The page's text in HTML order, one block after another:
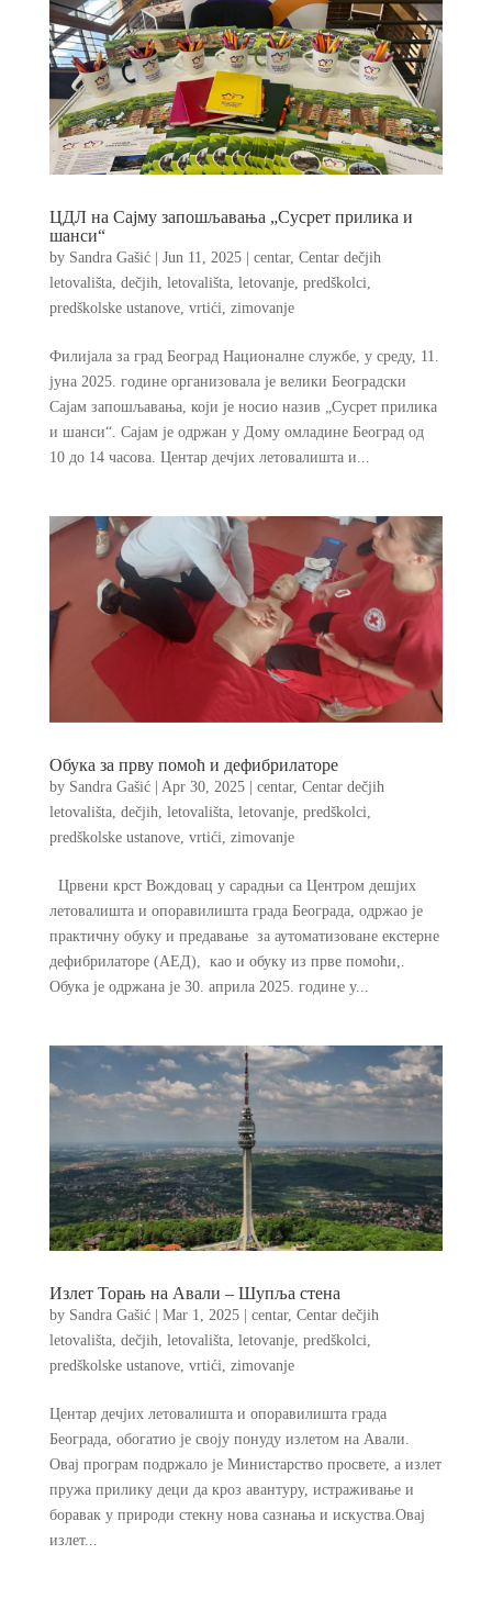
ЦДЛ на Сајму запошљавања „Сусрет прилика и
шанси“
by Sandra Gašić| Jun 11, 2025| centar, Centar dečjih
letovališta, dečjih, letovališta, letovanje, predškolci,
predškolske ustanove, vrtići, zimovanje
Филијала за град Београд Националне службе, у среду, 11.
јуна 2025. године организовала је велики Београдски
Сајам запошљавања, који је носио назив „Сусрет прилика
и шанси“. Сајам је одржан у Дому омладине Београд од
10 до 14 часова. Центар дечјих летовалишта и...
Обука за прву помоћ и дефибрилаторе
by Sandra Gašić| Apr 30, 2025| centar, Centar dečjih
letovališta, dečjih letovališta, letovanje, predškolci
predškolske ustanove, vrtići zimovanje
Црвени крст Вождовац у сарадњи са Центром дешјих
летовалишта и опоравилишта града Београда, одржао је
практичну обуку и предавање за аутоматизоване екстерне
дефибрилаторе (АЕД), као и обуку из прве помоћи,.
Обука је одржана је 30. априла 2025. године у...
Излет Торањ на Авали – Шупља стена
by Sandra Gašić| Mar 1, 2025| centar, Centar dečjih
letovališta, dečjih, letovališta, letovanje, predškolci,
predškolske ustanove, vrtići, zimovanje
Центар дечјих летовалишта и опоравилишта града
Београда, обогатио је своју понуду излетом на Авали.
Овај програм подржало је Министарство просвете, а излет
пружа прилику деци да кроз авантуру, истраживање и
боравак у природи стекну нова сазнања и искуства.Овај
излет...